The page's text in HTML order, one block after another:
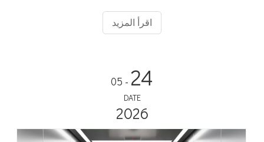
اقرأ المزيد
24
- 05
DATE
2026